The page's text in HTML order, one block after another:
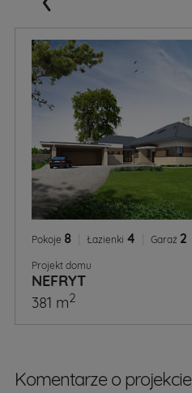
Pokoje 8 Łazienki 4 Garaż 2
Projekt domu
NEFRYT
381 m2
Komentarze o projekcie